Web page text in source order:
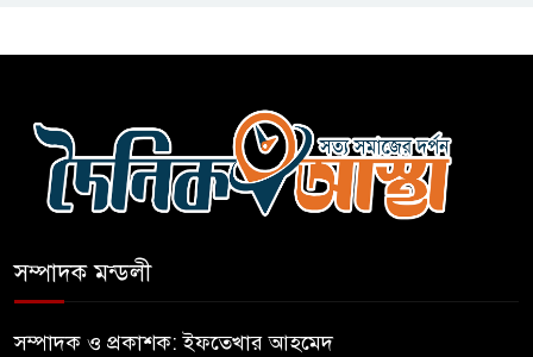
করতে চেয়েছিলেন ড. ইউনূস
সিলেটে দুই বাসের সংঘর্ষে নিহত ৯
দেওয়া হবে না: যুবদল
সম্পাদক মন্ডলী
সম্পাদক ও প্রকাশক: ইফতেখার আহমেদ